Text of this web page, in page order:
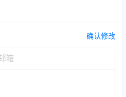
确认修改